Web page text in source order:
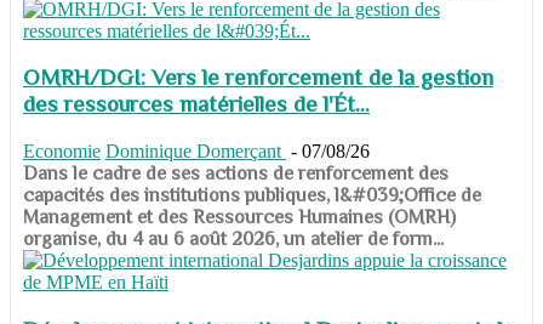
OMRH/DGI: Vers le renforcement de la gestion
des ressources matérielles de l'Ét...
Economie Dominique Domerçant - 07/08/26
Dans le cadre de ses actions de renforcement des
capacités des institutions publiques, l&#039;Office de
Management et des Ressources Humaines (OMRH)
organise, du 4 au 6 août 2026, un atelier de form...